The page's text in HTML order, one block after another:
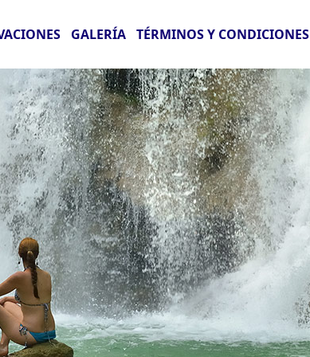
GALERÍA TÉRMINOS Y CONDICIONES